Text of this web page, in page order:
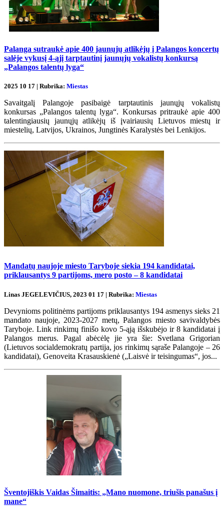
Palanga sutraukė apie 400 jaunųjų atlikėjų į Palangos koncertų
salėje vykusį 4-ąjį tarptautinį jaunųjų vokalistų konkursą
„Palangos talentų lyga“
2025 10 17 | Rubrika: Miestas
Savaitgalį Palangoje pasibaigė tarptautinis jaunųjų vokalistų
konkursas „Palangos talentų lyga“. Konkursas pritraukė apie 400
talentingiausių jaunųjų atlikėjų iš įvairiausių Lietuvos miestų ir
miestelių, Latvijos, Ukrainos, Jungtinės Karalystės bei Lenkijos.
Mandatų naujoje miesto Taryboje siekia 194 kandidatai,
priklausantys 9 partijoms, mero posto – 8 kandidatai
Linas JEGELEVIČIUS, 2023 01 17 | Rubrika: Miestas
Devynioms politinėms partijoms priklausantys 194 asmenys sieks 21
mandato naujoje, 2023-2027 metų, Palangos miesto savivaldybės
Taryboje. Link rinkimų finišo kovo 5-ąją išskubėjo ir 8 kandidatai į
Palangos merus. Pagal abėcėlę jie yra šie: Svetlana Grigorian
(Lietuvos socialdemokratų partija, jos rinkimų sąraše Palangoje – 26
kandidatai), Genoveita Krasauskienė („Laisvė ir teisingumas“, jos...
Šventojiškis Vaidas Šimaitis: „Mano nuomone, triušis panašus į
mane“